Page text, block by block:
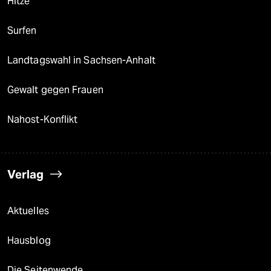
Surfen
Landtagswahl in Sachsen-Anhalt
Gewalt gegen Frauen
Nahost-Konflikt
Verlag
Aktuelles
Hausblog